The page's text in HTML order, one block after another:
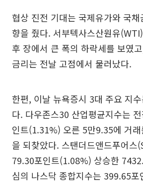
협상 진전 기대는 국제유가와 국채
향을 줬다. 서부텍사스산원유
후 장에서 큰 폭의 하락세를 보였
금리는 전날 고점에서 물러났다.
한편, 이날 뉴욕증시 3대 주요 지
다. 다우존스30 산업평균지수는
인트(1.31%) 오른 5만9.35에 거
을 되찾았다. 스탠더드앤드푸어스
79.30포인트(1.08%) 상승한
심의 나스닥 종합지수는 399.65